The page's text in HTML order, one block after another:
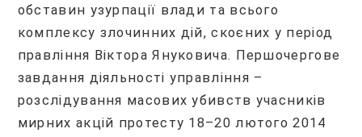
обставин узурпації влади та всього
комплексу злочинних дій, скоєних у період
правління Віктора Януковича. Першочергове
завдання діяльності управління –
розслідування масових убивств учасників
мирних акцій протесту 18–20 лютого 2014